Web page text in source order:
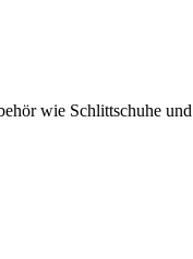
wie Schlittschuhe